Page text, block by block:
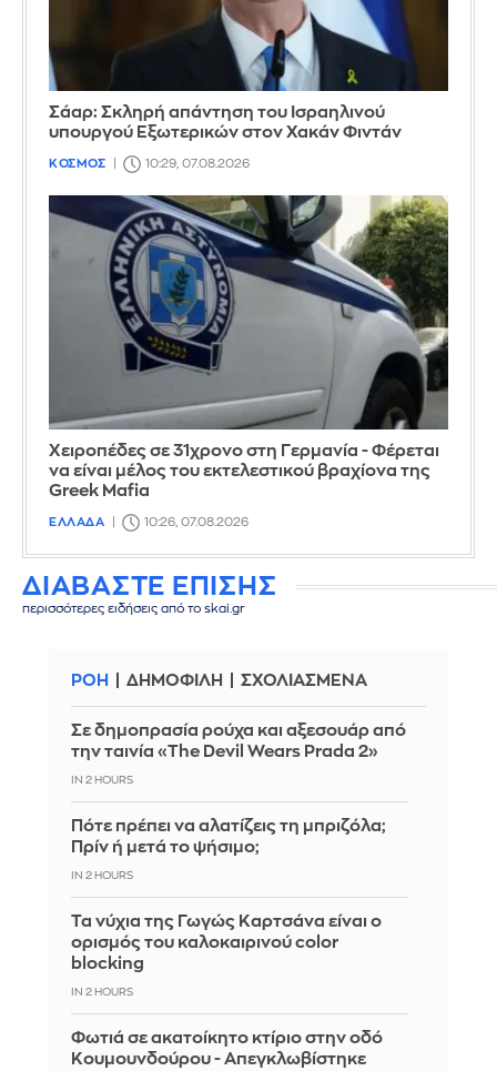
Σάαρ: Σκληρή απάντηση του Ισραηλινού
υπουργού Εξωτερικών στον Χακάν Φιντάν
ΚΟΣΜΟΣ 10:29, 07.08.2026
Χειροπέδες σε 31χρονο στη Γερμανία - Φέρεται
να είναι μέλος του εκτελεστικού βραχίονα της
Greek Mafia
ΕΛΛΑΔΑ 10:26, 07.08.2026
ΔΙΑΒΑΣΤΕ ΕΠΙΣΗΣ
περισσότερες ειδήσεις από το skai.gr
ΡΟΗ ΔΗΜΟΦΙΛΗ ΣΧΟΛΙΑΣΜΕΝΑ
Σε δημοπρασία ρούχα και αξεσουάρ από
την ταινία «The Devil Wears Prada 2»
IN 2 HOURS
Πότε πρέπει να αλατίζεις τη μπριζόλα;
Πρίν ή μετά το ψήσιμο;
IN 2 HOURS
Τα νύχια της Γωγώς Καρτσάνα είναι ο
ορισμός του καλοκαιρινού color
blocking
IN 2 HOURS
Φωτιά σε ακατοίκητο κτίριο στην οδό
Κουμουνδούρου - Απεγκλωβίστηκε